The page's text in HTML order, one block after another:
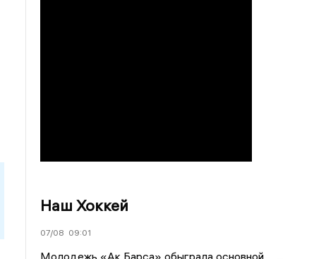
Наш Хоккей
07/08 09:01
Молодежь «Ак Барса» обыграла основной